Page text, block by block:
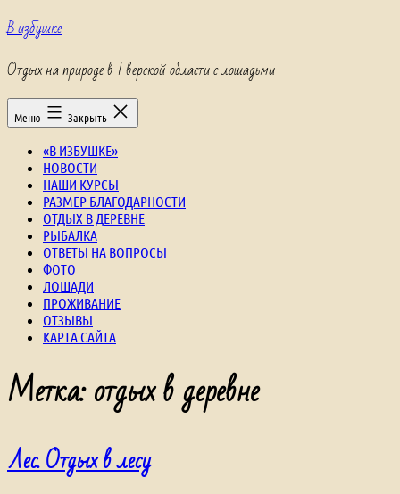
Перейти
к
В избушке
Отдых на природе в Тверской области с лошадьми
Меню Закрыть
«В ИЗБУШКЕ»
НОВОСТИ
НАШИ КУРСЫ
РАЗМЕР БЛАГОДАРНОСТИ
ОТДЫХ В ДЕРЕВНЕ
РЫБАЛКА
ОТВЕТЫ НА ВОПРОСЫ
ФОТО
ЛОШАДИ
ПРОЖИВАНИЕ
ОТЗЫВЫ
КАРТА САЙТА
Метка:отдых в деревне
Лес. Отдых в лесу